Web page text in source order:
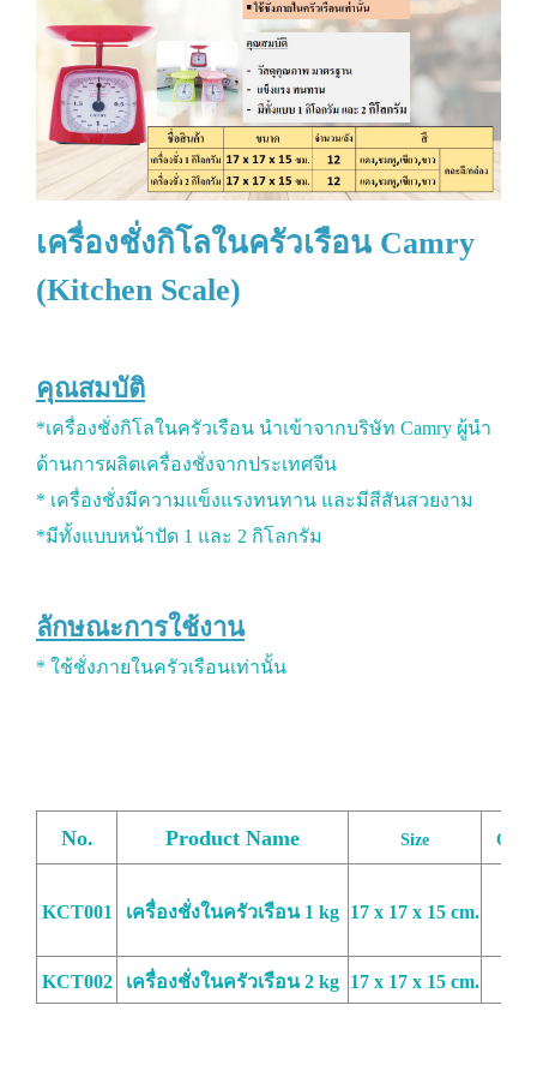
เครื่องชั่งกิโลในครัวเรือน Camry
(Kitchen Scale)
คุณสมบัติ
*เครื่องชั่งกิโลในครัวเรือน นำเข้าจากบริษัท Camry ผู้นำ
ด้านการผลิตเครื่องชั่งจากประเทศจีน
* เครื่องชั่งมีความแข็งแรงทนทาน และมีสีสันสวยงาม
*มีทั้งแบบหน้าปัด 1 และ 2 กิโลกรัม
ลักษณะการใช้งาน
* ใช้ชั่งภายในครัวเรือนเท่านั้น
No. Product Name Size Qty./
KCT001 เครื่องชั่งในครัวเรือน 1 kg 17 x 17 x 15 cm.
KCT002 เครื่องชั่งในครัวเรือน 2 kg 17 x 17 x 15 cm.